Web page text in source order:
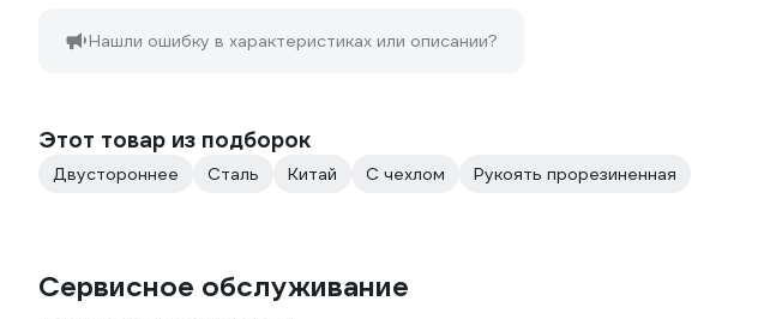
Нашли ошибку в характеристиках или описании?
Этот товар из подборок
Двустороннее Сталь Китай С чехлом Рукоять прорезиненная
Сервисное обслуживание